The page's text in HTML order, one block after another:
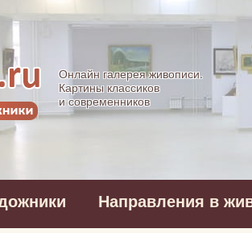
Allpainters.ru - картинная галерея
Онлайн галерея живописи.
Картины классиков
и современников
Направления в